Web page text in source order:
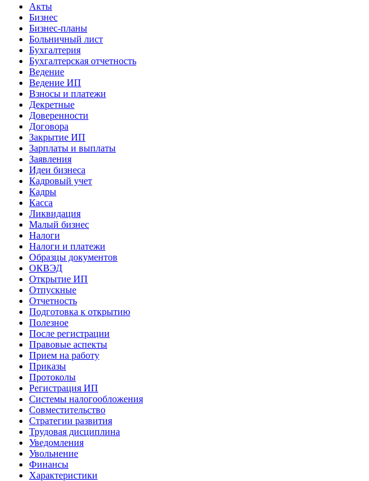
Акты
Бизнес
Бизнес-планы
Больничный лист
Бухгалтерия
Бухгалтерская отчетность
Ведение
Ведение ИП
Взносы и платежи
Декретные
Доверенности
Договора
Закрытие ИП
Зарплаты и выплаты
Заявления
Идеи бизнеса
Кадровый учет
Кадры
Касса
Ликвидация
Малый бизнес
Налоги
Налоги и платежи
Образцы документов
ОКВЭД
Открытие ИП
Отпускные
Отчетность
Подготовка к открытию
Полезное
После регистрации
Правовые аспекты
Прием на работу
Приказы
Протоколы
Регистрация ИП
Системы налогообложения
Совместительство
Стратегии развития
Трудовая дисциплина
Уведомления
Увольнение
Финансы
Характеристики